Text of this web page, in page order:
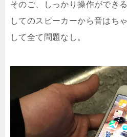
そのご、しっかり操作ができ
してのスピーカーから音はち
して全て問題なし。